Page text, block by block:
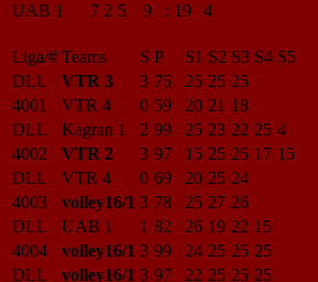
UAB 1
7 2 5 9 : 19 4
Liga/# Teams S P S1 S2 S3 S4 S5
DLL
VTR 3 3 75 25 25 25
4001
VTR 4 0 59 20 21 18
DLL
Kagran 1 2 99 25 23 22 25 4
4002
VTR 2 3 97 15 25 25 17 15
DLL
VTR 4 0 69 20 25 24
4003
volley16/1 3 78 25 27 26
DLL
UAB 1 1 82 26 19 22 15
4004
volley16/1 3 99 24 25 25 25
DLL
volley16/1 3 97 22 25 25 25